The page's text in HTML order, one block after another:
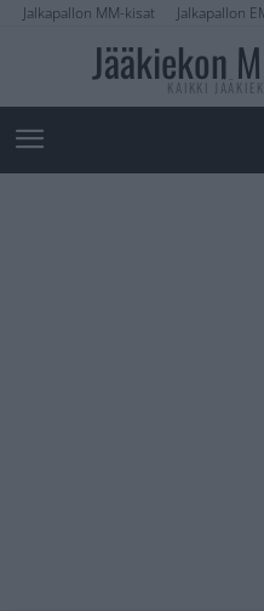
Jalkapallon MM-kisat Jalkapallon
Jääkiekon
KAIKKI